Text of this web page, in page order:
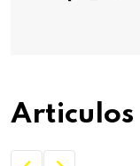
Articulos